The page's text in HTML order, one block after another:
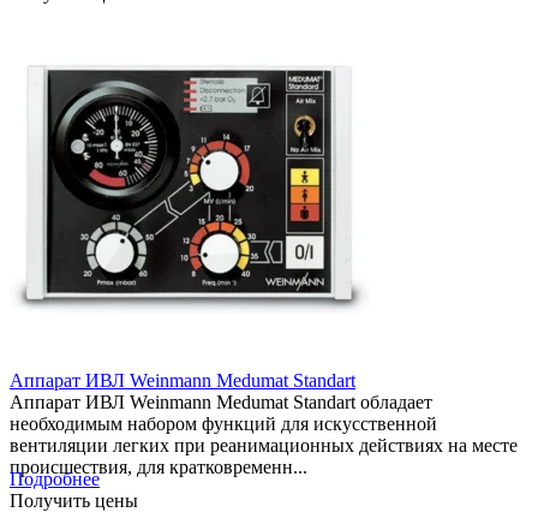
Аппарат ИВЛ Weinmann Medumat Standart
Аппарат ИВЛ Weinmann Medumat Standart обладает
необходимым набором функций для искусственной
вентиляции легких при реанимационных действиях на месте
происшествия, для кратковременн...
Подробнее
Получить цены